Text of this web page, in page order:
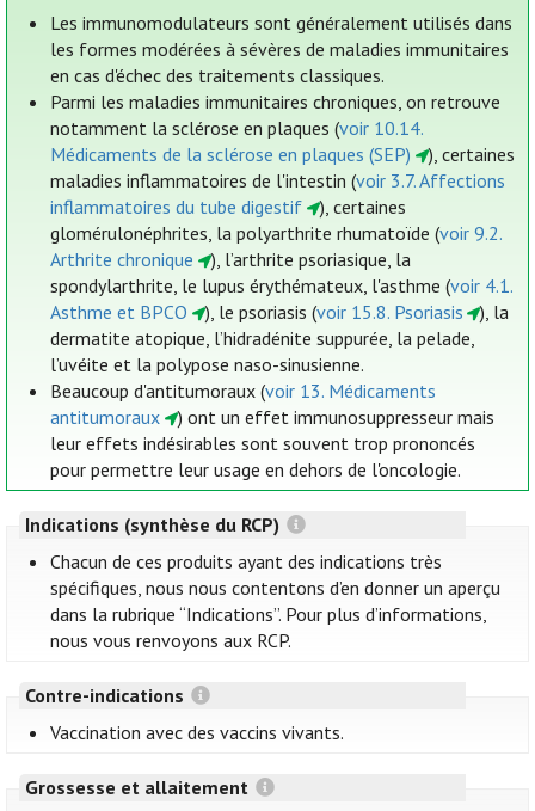
Les immunomodulateurs sont généralement utilisés dans
les formes modérées à sévères de maladies immunitaires
en cas d'échec des traitements classiques.
Parmi les maladies immunitaires chroniques, on retrouve
notamment la sclérose en plaques (voir 10.14.
Médicaments de la sclérose en plaques (SEP)
), certaines
maladies inflammatoires de l'intestin (voir 3.7. Affections
inflammatoires du tube digestif
), certaines
glomérulonéphrites, la polyarthrite rhumatoïde (voir 9.2.
Arthrite chronique
), l’arthrite psoriasique, la
spondylarthrite, le lupus érythémateux, l'asthme (voir 4.1.
Asthme et BPCO
), le psoriasis (voir 15.8. Psoriasis
), la
dermatite atopique, l’hidradénite suppurée, la pelade,
l’uvéite et la polypose naso-sinusienne.
Beaucoup d'antitumoraux (voir 13. Médicaments
antitumoraux
) ont un effet immunosuppresseur mais
leur effets indésirables sont souvent trop prononcés
pour permettre leur usage en dehors de l'oncologie.
Indications (synthèse du RCP)
Chacun de ces produits ayant des indications très
spécifiques, nous nous contentons d’en donner un aperçu
dans la rubrique “Indications”. Pour plus d’informations,
nous vous renvoyons aux RCP.
Contre-indications
Vaccination avec des vaccins vivants.
Grossesse et allaitement